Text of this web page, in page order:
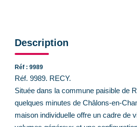
Description
Réf : 9989
Réf. 9989. RECY.
Située dans la commune paisible de
quelques minutes de Châlons-en-
maison individuelle offre un cadre de